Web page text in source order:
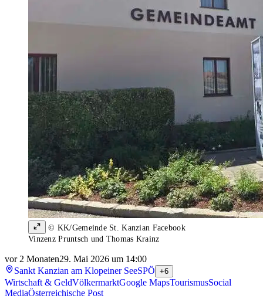
© KK/Gemeinde St. Kanzian Facebook
Vinzenz Pruntsch und Thomas Krainz
vor 2 Monaten29. Mai 2026 um 14:00
Sankt Kanzian am Klopeiner SeeSPÖ +6
Wirtschaft & GeldVölkermarktGoogle MapsTourismusSocial
MediaÖsterreichische Post